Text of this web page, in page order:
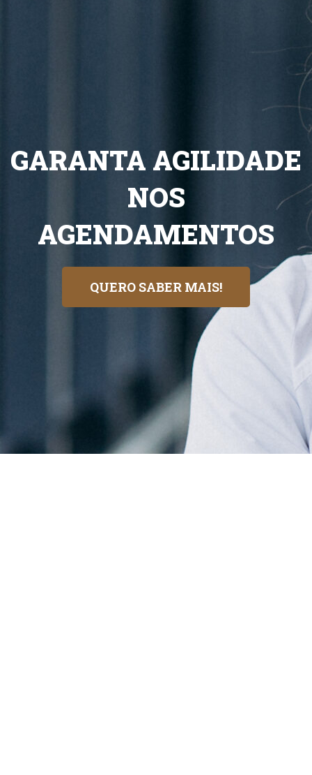
GARANTA AGILIDADE
NOS
AGENDAMENTOS
QUERO SABER MAIS!